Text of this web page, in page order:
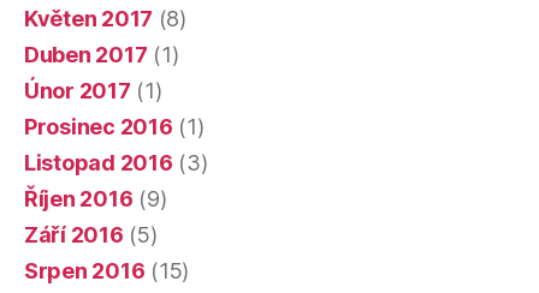
Květen 2017 (8)
Duben 2017 (1)
Únor 2017 (1)
Prosinec 2016 (1)
Listopad 2016 (3)
Říjen 2016 (9)
Září 2016 (5)
Srpen 2016 (15)